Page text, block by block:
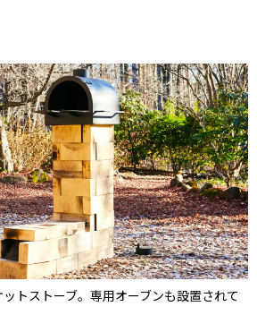
トストーブ。専用オーブンも設置されて